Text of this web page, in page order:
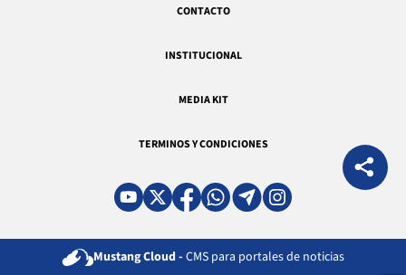
CONTACTO
INSTITUCIONAL
MEDIA KIT
TERMINOS Y CONDICIONES
Mustang Cloud - CMS para portales de noticias